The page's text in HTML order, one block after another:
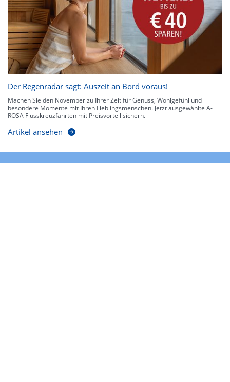
Der Regenradar sagt: Auszeit an Bord voraus!
Machen Sie den November zu Ihrer Zeit für Genuss, Wohlgefühl und
besondere Momente mit Ihren Lieblingsmenschen. Jetzt ausgewählte A-
ROSA Flusskreuzfahrten mit Preisvorteil sichern.
Artikel ansehen